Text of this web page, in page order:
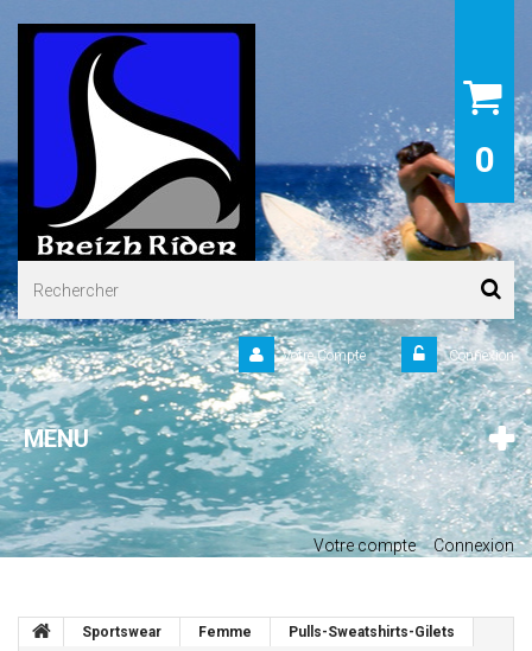
0
Connexion
Votre Compte
MENU
Votre compte Connexion
Sportswear Femme
Pulls-Sweatshirts-Gilets